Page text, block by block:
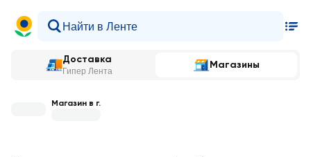
Доставка
Гипер Лента
Магазины
Магазин в г.